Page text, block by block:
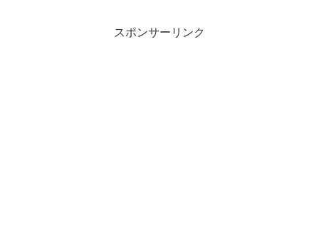
スポンサーリンク